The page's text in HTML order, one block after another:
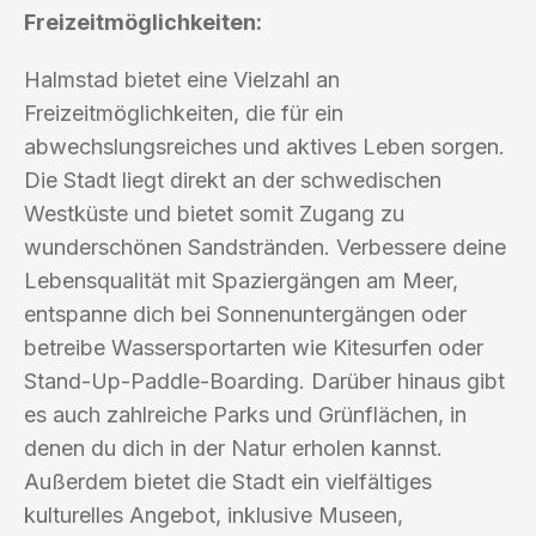
Freizeitmöglichkeiten:
Halmstad bietet eine Vielzahl an
Freizeitmöglichkeiten, die für ein
abwechslungsreiches und aktives Leben sorgen.
Die Stadt liegt direkt an der schwedischen
Westküste und bietet somit Zugang zu
wunderschönen Sandstränden. Verbessere deine
Lebensqualität mit Spaziergängen am Meer,
entspanne dich bei Sonnenuntergängen oder
betreibe Wassersportarten wie Kitesurfen oder
Stand-Up-Paddle-Boarding. Darüber hinaus gibt
es auch zahlreiche Parks und Grünflächen, in
denen du dich in der Natur erholen kannst.
Außerdem bietet die Stadt ein vielfältiges
kulturelles Angebot, inklusive Museen,